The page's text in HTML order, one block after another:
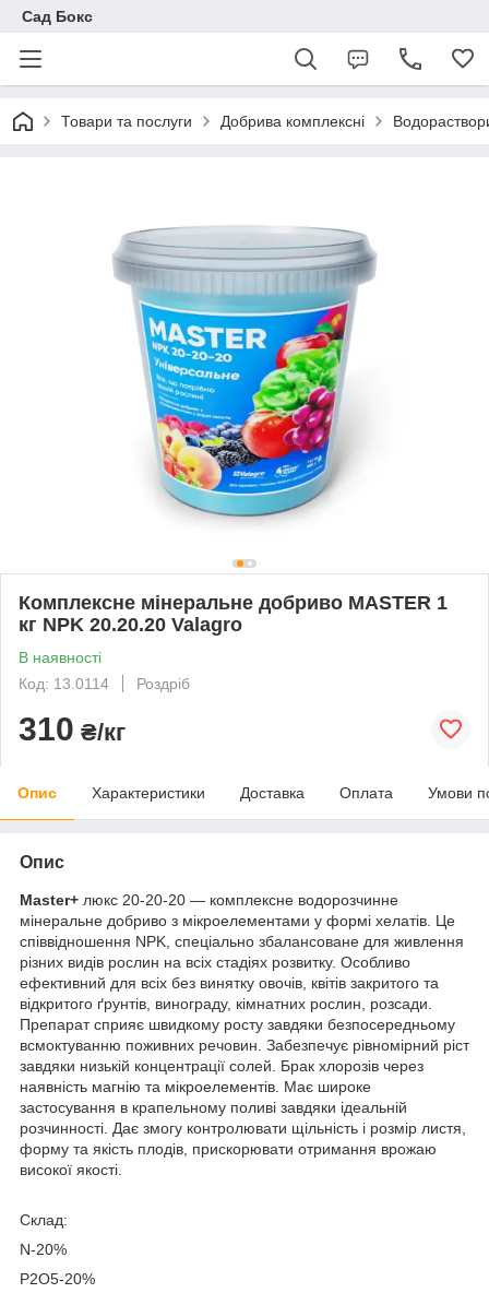
Сад Бокс
Товари та послуги Добрива комплексні
Комплексне мінеральне добриво MASTER 1
кг NPK 20.20.20 Valagro
В наявності
Код: 13.0114
Роздріб
310 ₴/кг
Опис Характеристики Доставка Оплата Умови
Опис
Мaster+ люкс 20-20-20 — комплексне водорозчинне
мінеральне добриво з мікроелементами у формі хелатів. Це
співвідношення NPK, спеціально збалансоване для живлення
різних видів рослин на всіх стадіях розвитку. Особливо
ефективний для всіх без винятку овочів, квітів закритого та
відкритого ґрунтів, винограду, кімнатних рослин, розсади.
Препарат сприяє швидкому росту завдяки безпосередньому
всмоктуванню поживних речовин. Забезпечує рівномірний ріст
завдяки низькій концентрації солей. Брак хлорозів через
наявність магнію та мікроелементів. Має широке
застосування в крапельному поливі завдяки ідеальній
розчинності. Дає змогу контролювати щільність і розмір листя,
форму та якість плодів, прискорювати отримання врожаю
високої якості.
Склад:
N-20%
P­2O5-20%